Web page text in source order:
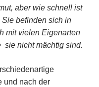
aber wie schnell ist
befinden sich in
mit vielen Eigenarten
sie nicht mächtig sind.
und nach der